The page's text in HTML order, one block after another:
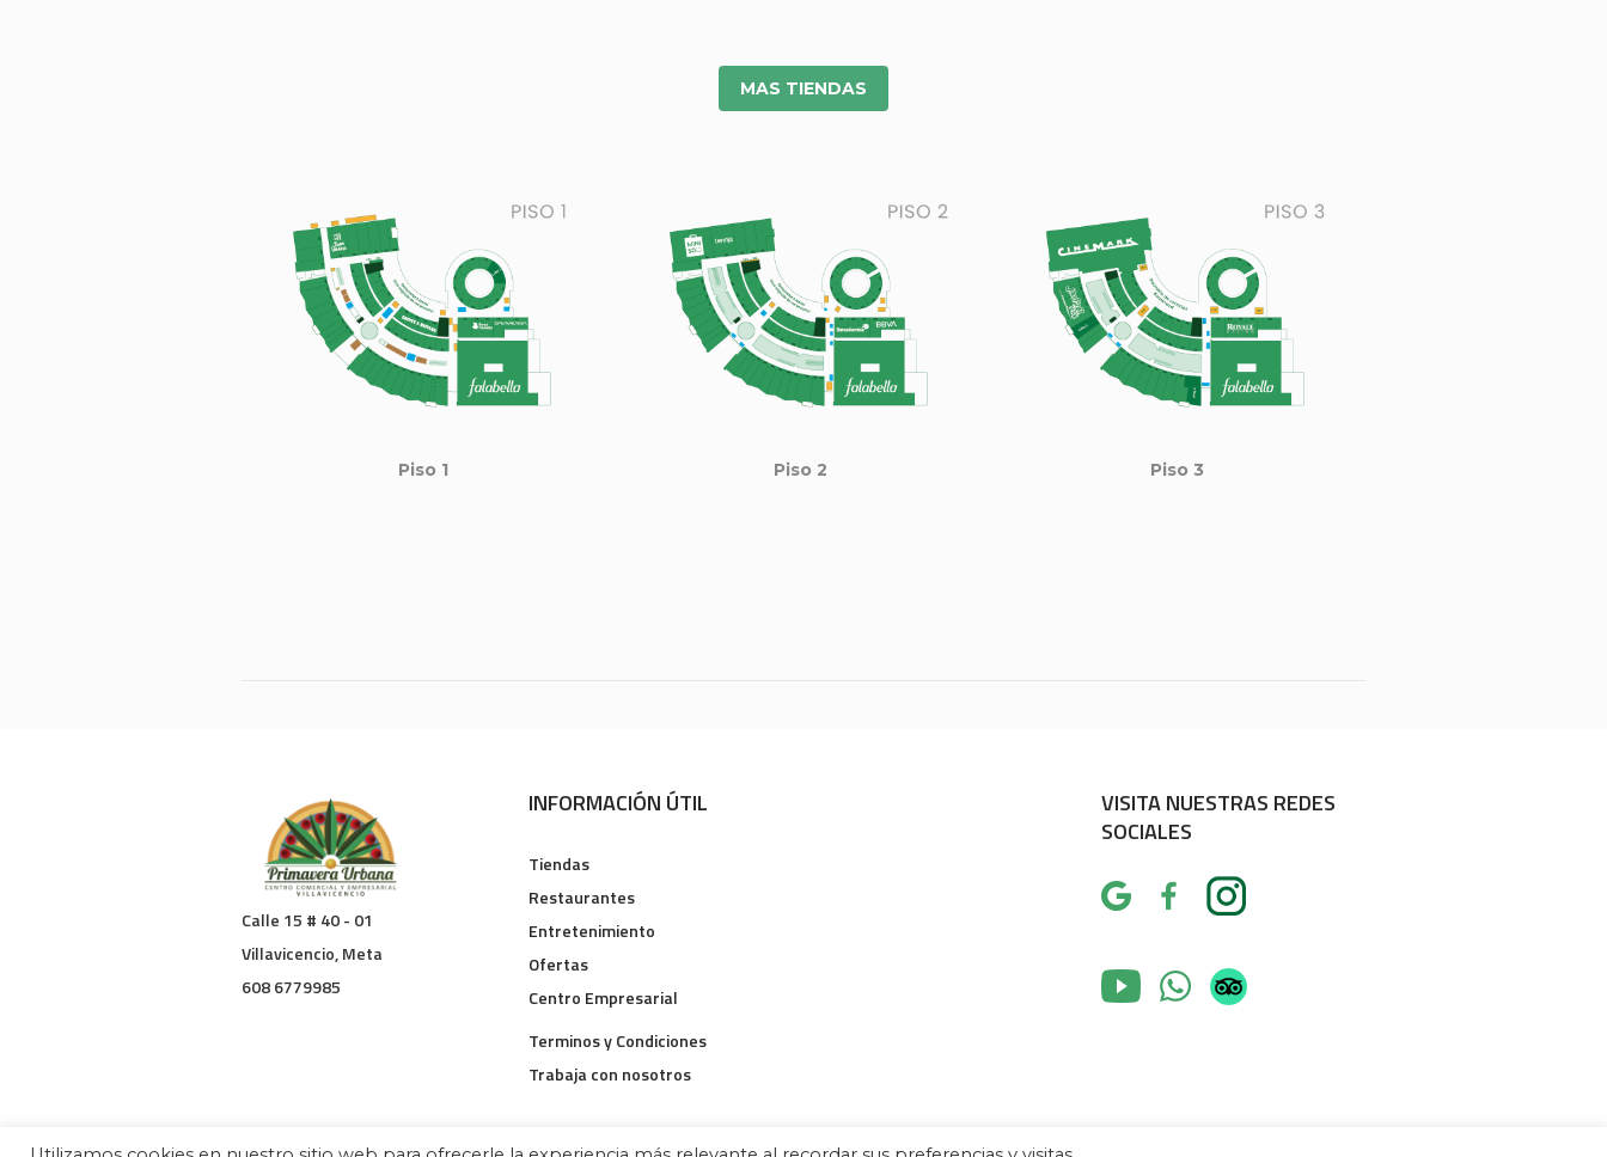
MAS TIENDAS
Piso 1 Piso 2 Piso 3
Calle 15 # 40 - 01
Villavicencio, Meta
608 6779985
INFORMACIÓN ÚTIL
Tiendas
Restaurantes
Entretenimiento
Ofertas
Centro Empresarial
Terminos y Condiciones
Trabaja con nosotros
VISITA NUESTRAS REDES
SOCIALES